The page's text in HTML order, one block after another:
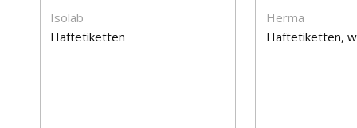
Isolab
Haftetiketten
Herma
Haftetiketten,